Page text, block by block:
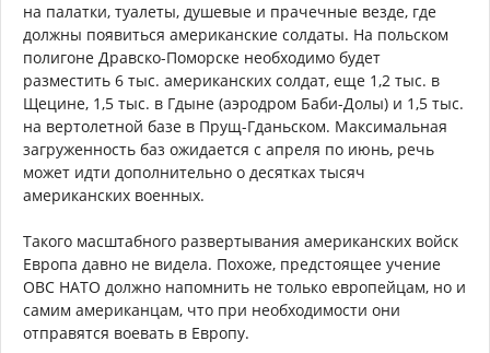
на палатки, туалеты, душевые и прачечные везде, где
должны появиться американские солдаты. На польском
полигоне Дравско-Поморске необходимо будет
разместить 6 тыс. американских солдат, еще 1,2 тыс. в
Щецине, 1,5 тыс. в Гдыне (аэродром Баби-Долы) и 1,5 тыс.
на вертолетной базе в Прущ-Гданьском. Максимальная
загруженность баз ожидается с апреля по июнь, речь
может идти дополнительно о десятках тысяч
американских военных.
Такого масштабного развертывания американских войск
Европа давно не видела. Похоже, предстоящее учение
ОВС НАТО должно напомнить не только европейцам, но и
самим американцам, что при необходимости они
отправятся воевать в Европу.